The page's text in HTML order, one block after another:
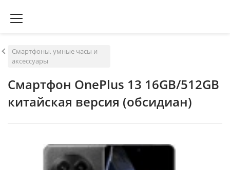
Смартфоны, умные часы и
аксессуары
Смартфон OnePlus 13 16GB/512GB
китайская версия (обсидиан)